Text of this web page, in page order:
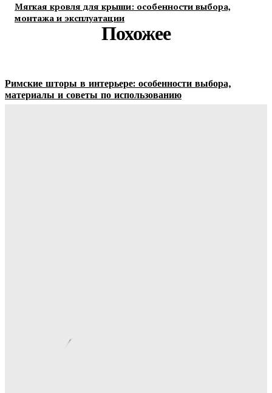
Мягкая кровля для крыши: особенности выбора,
монтажа и эксплуатации
Похожее
Римские шторы в интерьере: особенности выбора,
материалы и советы по использованию